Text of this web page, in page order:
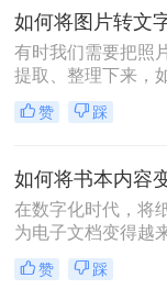
进行编辑、整理或
么弄成word文档呢
介绍几种将图片转
法，并给出具体的
有时我们需要把照
提取、整理下来，
字，那么效率实在
将图片转文字？其
文字，非常方便！
赞 踩
在数字化时代，将
为电子文档变得越
方便我们随时随地
辑、分享和存储。
赞 踩